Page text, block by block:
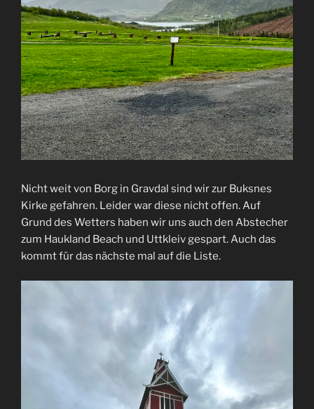
Nicht weit von Borg in Gravdal sind wir zur Buksnes
Kirke gefahren. Leider war diese nicht offen. Auf
Grund des Wetters haben wir uns auch den Abstecher
zum Haukland Beach und Uttkleiv gespart. Auch das
kommt für das nächste mal auf die Liste.